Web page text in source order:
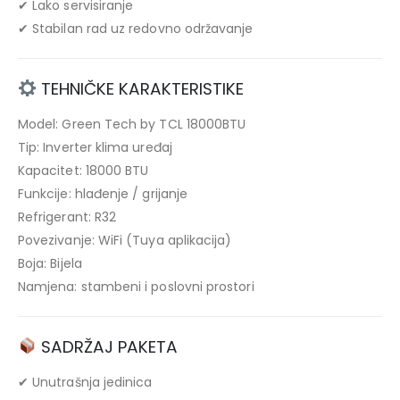
✔ Lako servisiranje
✔ Stabilan rad uz redovno održavanje
TEHNIČKE KARAKTERISTIKE
Model: Green Tech by TCL 18000BTU
Tip: Inverter klima uređaj
Kapacitet: 18000 BTU
Funkcije: hlađenje / grijanje
Refrigerant: R32
Povezivanje: WiFi (Tuya aplikacija)
Boja: Bijela
Namjena: stambeni i poslovni prostori
SADRŽAJ PAKETA
✔ Unutrašnja jedinica